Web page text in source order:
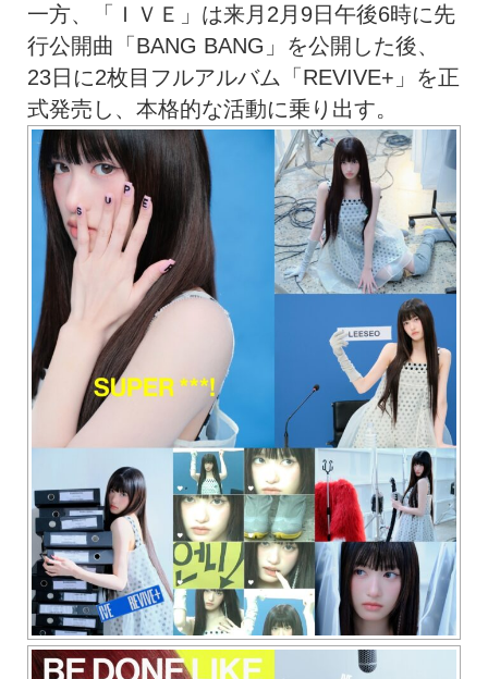
一方、「ＩＶＥ」は来月2月9日午後6時に先
行公開曲「BANG BANG」を公開した後、
23日に2枚目フルアルバム「REVIVE+」を正
式発売し、本格的な活動に乗り出す。